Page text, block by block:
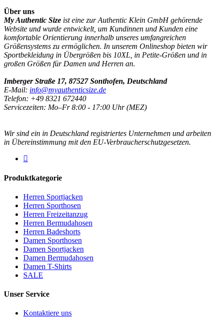
Über uns
My Authentic Size ist eine zur Authentic Klein GmbH gehörende
Website und wurde entwickelt, um Kundinnen und Kunden eine
komfortable Orientierung innerhalb unseres umfangreichen
Größensystems zu ermöglichen. In unserem Onlineshop bieten wir
Sportbekleidung in Übergrößen bis 10XL, in Petite-Größen und in
großen Größen für Damen und Herren an.
Imberger Straße 17, 87527 Sonthofen, Deutschland
E-Mail: info@myauthenticsize.de
Telefon: +49 8321 672440
Servicezeiten: Mo–Fr 8:00 - 17:00 Uhr (MEZ)
Wir sind ein in Deutschland registriertes Unternehmen und arbeiten
in Übereinstimmung mit den EU-Verbraucherschutzgesetzen.
Produktkategorie
Herren Sportjacken
Herren Sporthosen
Herren Freizeitanzug
Herren Bermudahosen
Herren Badeshorts
Damen Sporthosen
Damen Sportjacken
Damen Bermudahosen
Damen T-Shirts
SALE
Unser Service
Kontaktiere uns